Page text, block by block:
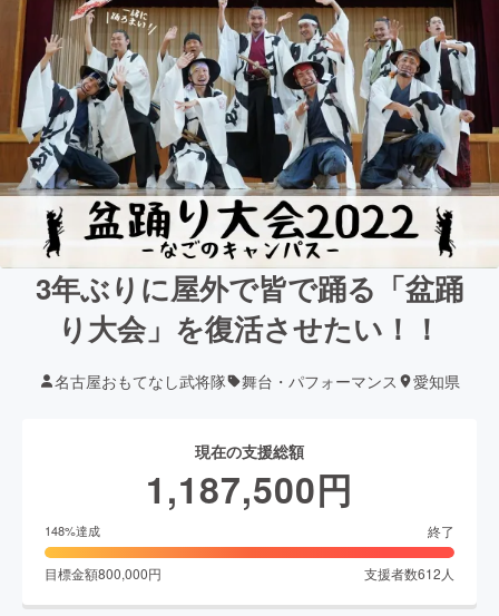
3年ぶりに屋外で皆で踊る「盆踊
り大会」を復活させたい！！
名古屋おもてなし武将隊 舞台・パフォーマンス 愛知県
現在の支援総額
1,187,500円
148%達成 終了
目標金額800,000円 支援者数612 人